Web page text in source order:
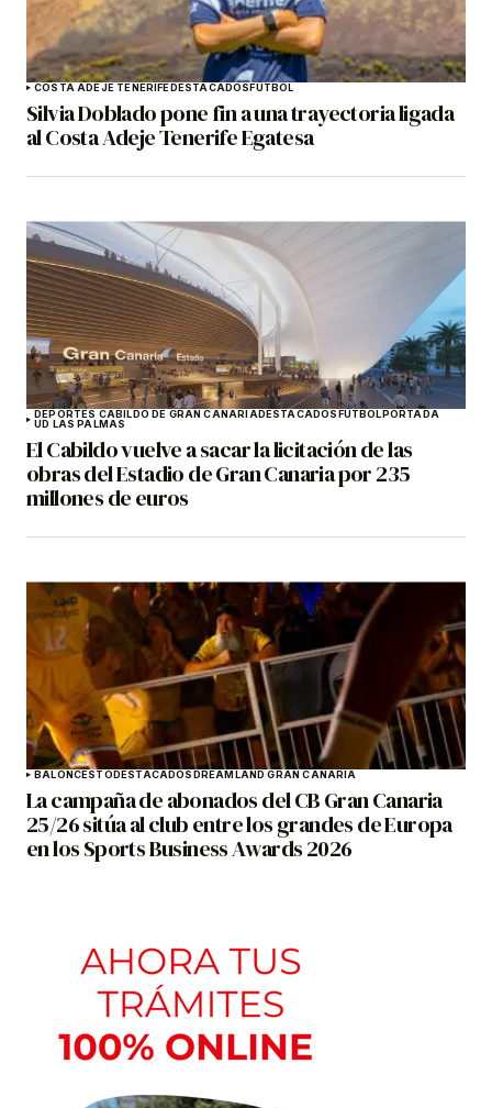
COSTA ADEJE TENERIFE DESTACADOS FÚTBOL
Silvia Doblado pone fin a una trayectoria ligada
al Costa Adeje Tenerife Egatesa
DEPORTES CABILDO DE GRAN CANARIADESTACADOS FÚTBOL PORTADA
UD LAS PALMAS
El Cabildo vuelve a sacar la licitación de las
obras del Estadio de Gran Canaria por 235
millones de euros
BALONCESTO DESTACADOS DREAMLAND GRAN CANARIA
La campaña de abonados del CB Gran Canaria
25/26 sitúa al club entre los grandes de Europa
en los Sports Business Awards 2026